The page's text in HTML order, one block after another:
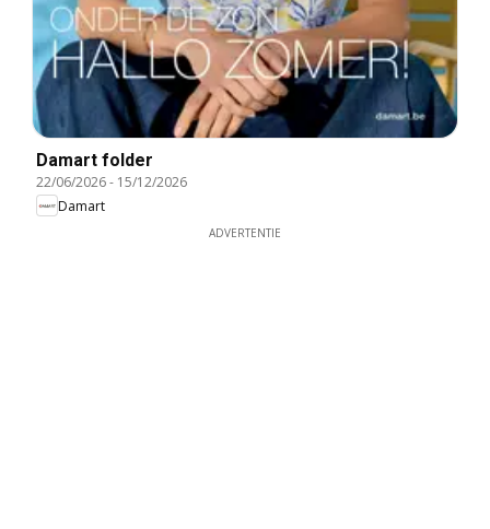
Damart folder
22/06/2026- 15/12/2026
Damart
ADVERTENTIE